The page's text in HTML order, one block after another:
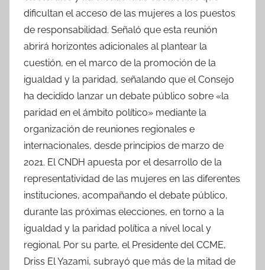
dificultan el acceso de las mujeres a los puestos
de responsabilidad. Señaló que esta reunión
abrirá horizontes adicionales al plantear la
cuestión, en el marco de la promoción de la
igualdad y la paridad, señalando que el Consejo
ha decidido lanzar un debate público sobre «la
paridad en el ámbito político» mediante la
organización de reuniones regionales e
internacionales, desde principios de marzo de
2021. El CNDH apuesta por el desarrollo de la
representatividad de las mujeres en las diferentes
instituciones, acompañando el debate público,
durante las próximas elecciones, en torno a la
igualdad y la paridad política a nivel local y
regional. Por su parte, el Presidente del CCME,
Driss El Yazami, subrayó que más de la mitad de